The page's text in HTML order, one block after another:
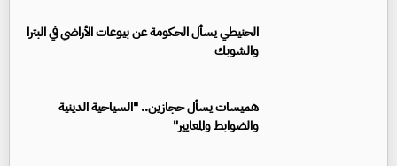
الحنيطي يسأل الحكومة عن بيوعات الأراضي في البترا
والشوبك
هميسات يسأل حجازين.. "السياحية الدينية
والضوابط والمعايير"